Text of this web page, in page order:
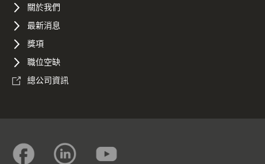
關於我們
最新消息
獎項
職位空缺
總公司資訊